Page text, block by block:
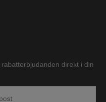
direkt i din